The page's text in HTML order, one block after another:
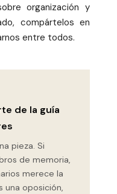
organización y
compártelos en
entre todos.
de la guía
pieza. Si
de memoria,
merece la
una oposición,